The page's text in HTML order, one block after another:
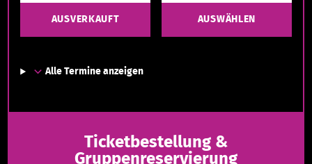
AUSVERKAUFT AUSWÄHLEN
Alle Termine anzeigen
Ticketbestellung &
Gruppenreservierung